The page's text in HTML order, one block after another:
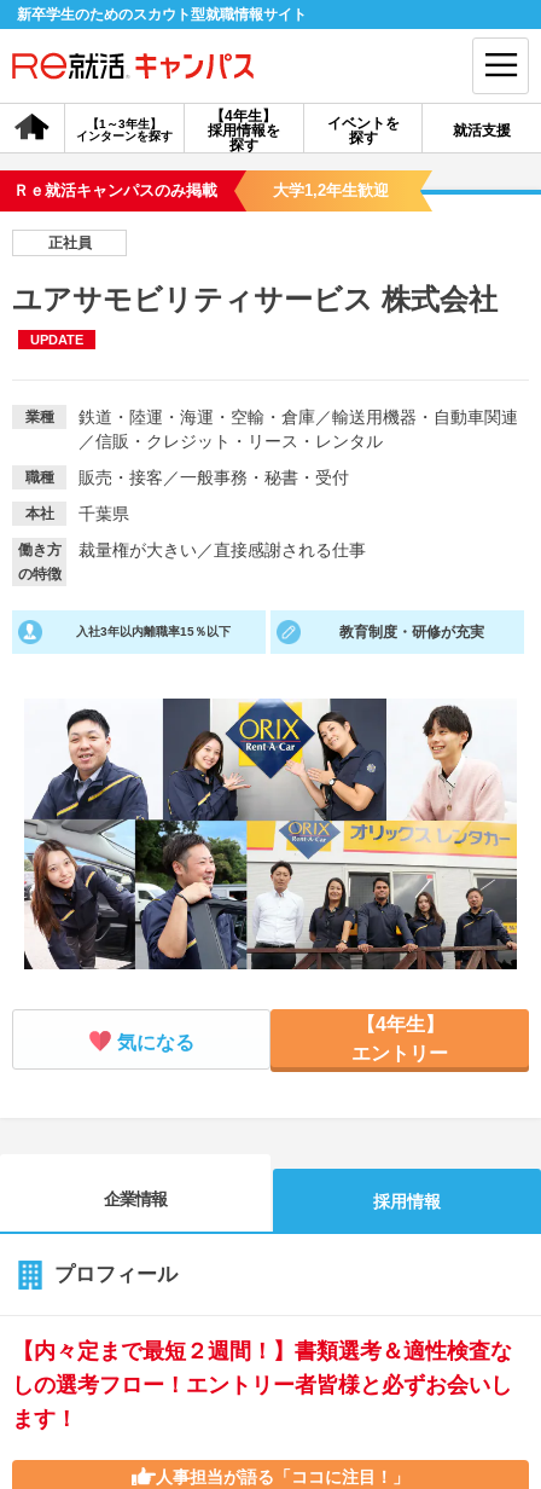
新卒学生のためのスカウト型就職情報サイト
【4年生】
採用情報を
探す
【1～3年生】
インターンを探す
イベントを
探す
就活支援
会員登録 ログイン
会員ID・パスワードを忘れた方はこちら
探す
【4年生】
イベントを探す スカウト
就活ノウハウ・サポート
あなたに合う仕事を診断！ 動画で対策講座をチェック
就活ニュースペーパー
就活時事ニュースを更新
よくある質問
不明点があればこちら
Ｒｅ就活キャンパスのみ掲載 大学1,2年生歓迎
正社員
ユアサモビリティサービス 株式会社
UPDATE
業種 鉄道・陸運・海運・空輸・倉庫／輸送用機器・自動車関連
／信販・クレジット・リース・レンタル
職種 販売・接客 ／一般事務・秘書・受付
本社 千葉県
働き方
の特徴
裁量権が大きい／直接感謝される仕事
入社3年以内離職率15％以下 教育制度・研修が充実
気になる
【4年生】
エントリー
企業情報 採用情報
プロフィール
【内々定まで最短２週間！】書類選考＆適性検査な
しの選考フロー！エントリー者皆様と必ずお会いし
ます！
人事担当が語る 「ココに注目！」